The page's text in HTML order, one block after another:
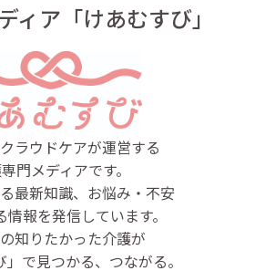
ィア「けあむすび」
ラウドケアが運営する
門メディアです。
最新知識、お悩み・不安
情報を発信しています。
知りたかった介護が
」で見つかる、つながる。